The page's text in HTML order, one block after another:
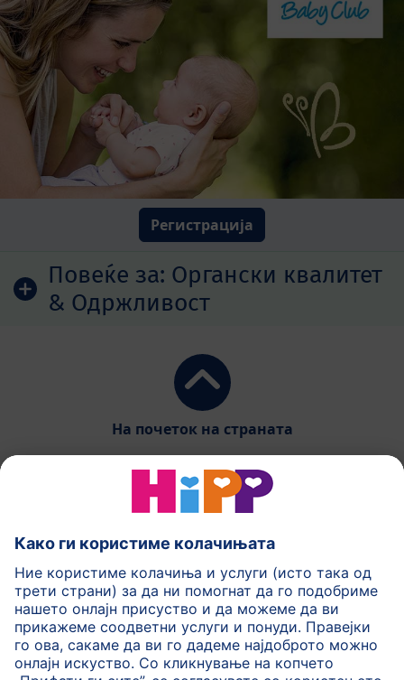
Регистрација
Повеќе за: Органски квалитет
& Одржливост
На почеток на страната
HiPP Млечни формули
HiPP Храна за бебиња
HiPP за деца
HiPP Нега за кожа
HiPP Бременост